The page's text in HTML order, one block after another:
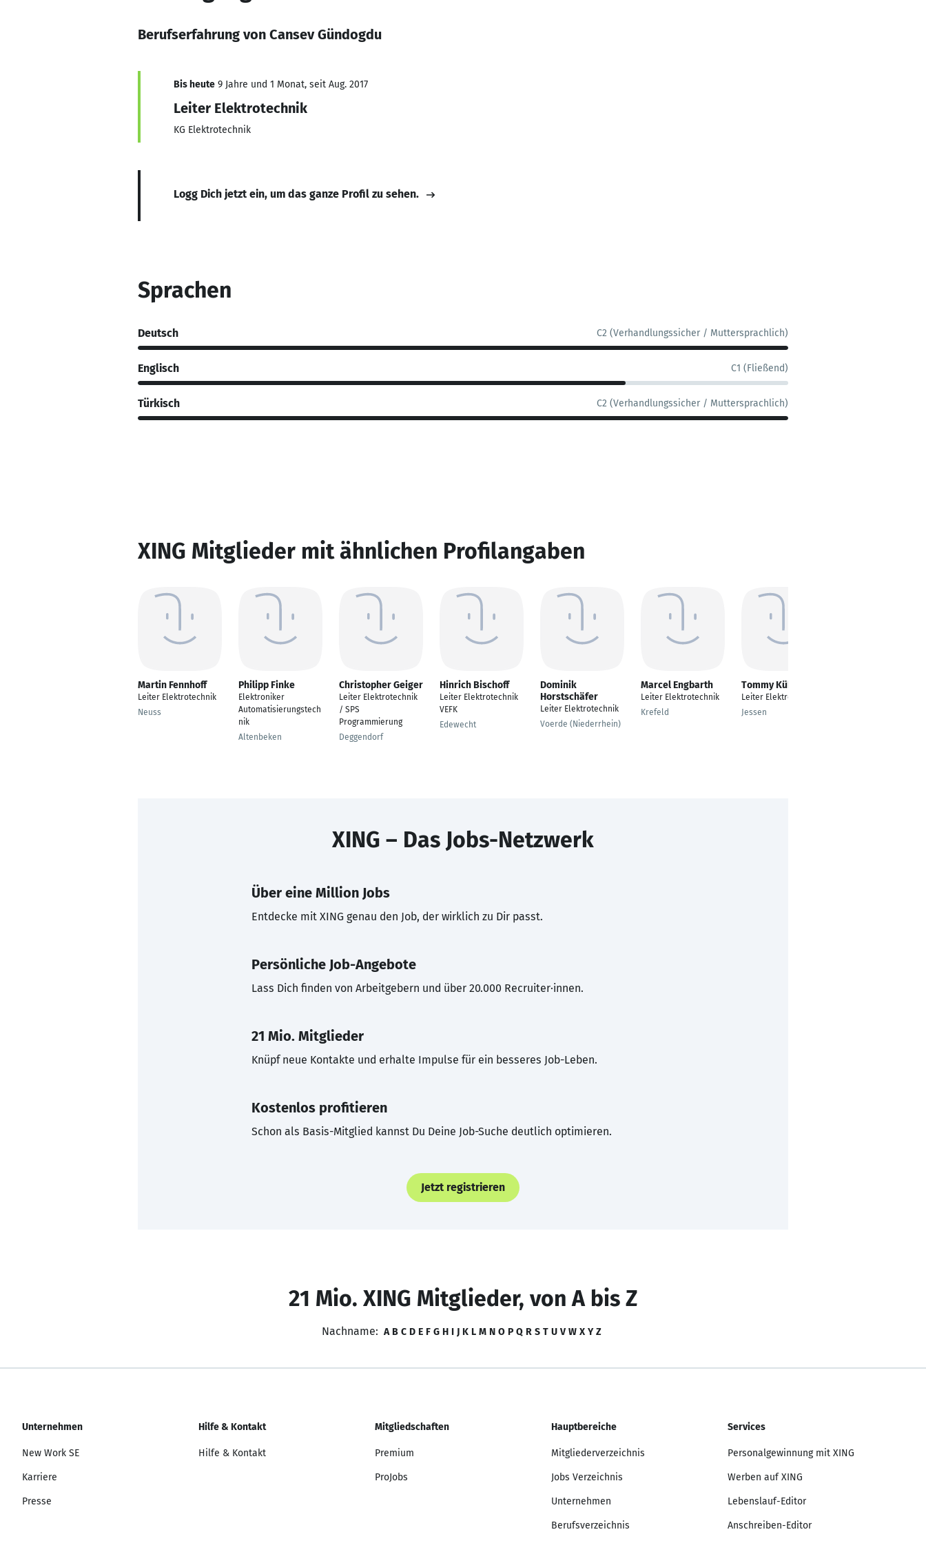
Berufserfahrung von Cansev Gündogdu
Bis heute 9 Jahre und 1 Monat, seit Aug. 2017
Leiter Elektrotechnik
KG Elektrotechnik
Logg Dich jetzt ein, um das ganze Profil zu sehen.
Sprachen
Deutsch C2 (Verhandlungssicher / Muttersprachlich)
Englisch C1 (Fließend)
Türkisch C2 (Verhandlungssicher / Muttersprachlich)
XING Mitglieder mit ähnlichen Profilangaben
Martin Fennhoff
Leiter Elektrotechnik
Neuss
Philipp Finke
Elektroniker
Automatisierungstech
nik
Altenbeken
Christopher Geiger
Leiter Elektrotechnik
/ SPS
Programmierung
Deggendorf
Hinrich Bischoff
Leiter Elektrotechnik
VEFK
Edewecht
Dominik
Horstschäfer
Leiter Elektrotechnik
Voerde (Niederrhein)
Marcel Engbarth
Leiter Elektrotechnik
Krefeld
Tommy Kühnast
Leiter Elektrotechnik
Jessen
XING – Das Jobs-Netzwerk
Über eine Million Jobs
Entdecke mit XING genau den Job, der wirklich zu Dir passt.
Persönliche Job-Angebote
Lass Dich finden von Arbeitgebern und über 20.000 Recruiter·innen.
21 Mio. Mitglieder
Knüpf neue Kontakte und erhalte Impulse für ein besseres Job-Leben.
Kostenlos profitieren
Schon als Basis-Mitglied kannst Du Deine Job-Suche deutlich optimieren.
Jetzt registrieren
21 Mio. XING Mitglieder, von A bis Z
Nachname: A B C D E F G H I J K L M N O P Q R S T U V W X Y Z
Unternehmen
New Work SE
Karriere
Presse
Hilfe & Kontakt
Hilfe & Kontakt
Mitgliedschaften
Premium
ProJobs
Hauptbereiche
Mitgliederverzeichnis
Jobs Verzeichnis
Unternehmen
Berufsverzeichnis
Services
Personalgewinnung mit XING
Werben auf XING
Lebenslauf-Editor
Anschreiben-Editor